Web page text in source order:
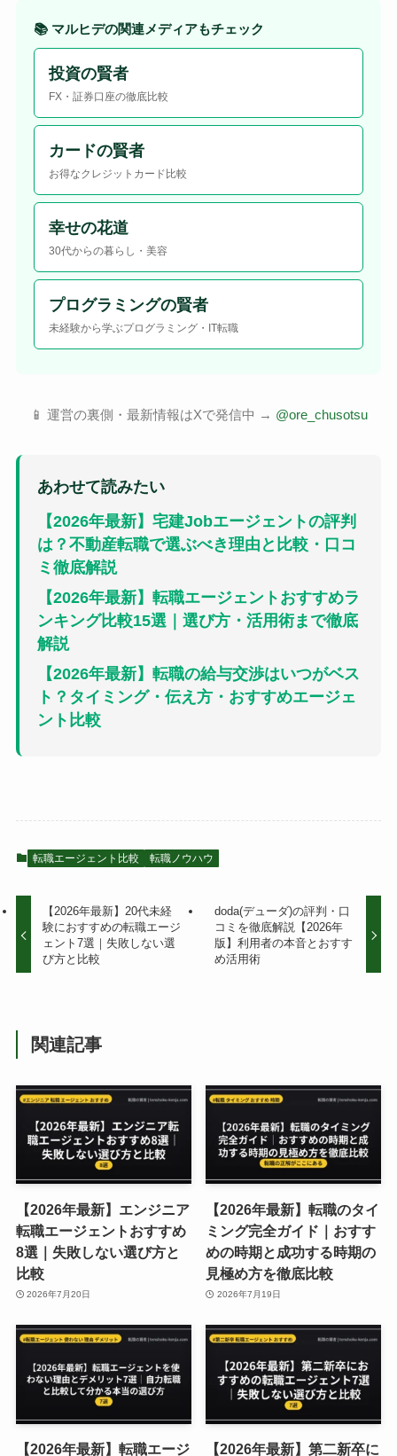
📚 マルヒデの関連メディアもチェック
投資の賢者
FX・証券口座の徹底比較
カードの賢者
お得なクレジットカード比較
幸せの花道
30代からの暮らし・美容
プログラミングの賢者
未経験から学ぶプログラミング・IT転職
📱 運営の裏側・最新情報はXで発信中 → @ore_chusotsu
あわせて読みたい
【2026年最新】宅建Jobエージェントの評判
は？不動産転職で選ぶべき理由と比較・口コ
ミ徹底解説
【2026年最新】転職エージェントおすすめラ
ンキング比較15選｜選び方・活用術まで徹底
解説
【2026年最新】転職の給与交渉はいつがベス
ト？タイミング・伝え方・おすすめエージェ
ント比較
転職エージェント比較 転職ノウハウ
【2026年最新】20代未経
験におすすめの転職エージ
ェント7選｜失敗しない選
び方と比較
doda(デューダ)の評判・口
コミを徹底解説【2026年
版】利用者の本音とおすす
め活用術
関連記事
【2026年最新】エンジニア
転職エージェントおすすめ
8選｜失敗しない選び方と
比較
2026年7月20日
【2026年最新】転職のタイ
ミング完全ガイド｜おすす
めの時期と成功する時期の
見極め方を徹底比較
2026年7月19日
【2026年最新】転職エージ 【2026年最新】第二新卒に